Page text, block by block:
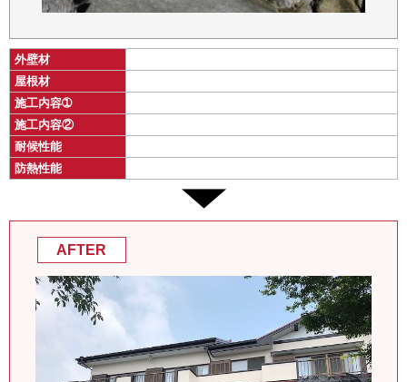
外壁材
屋根材
施工内容➀
施工内容②
耐候性能
防熱性能
AFTER